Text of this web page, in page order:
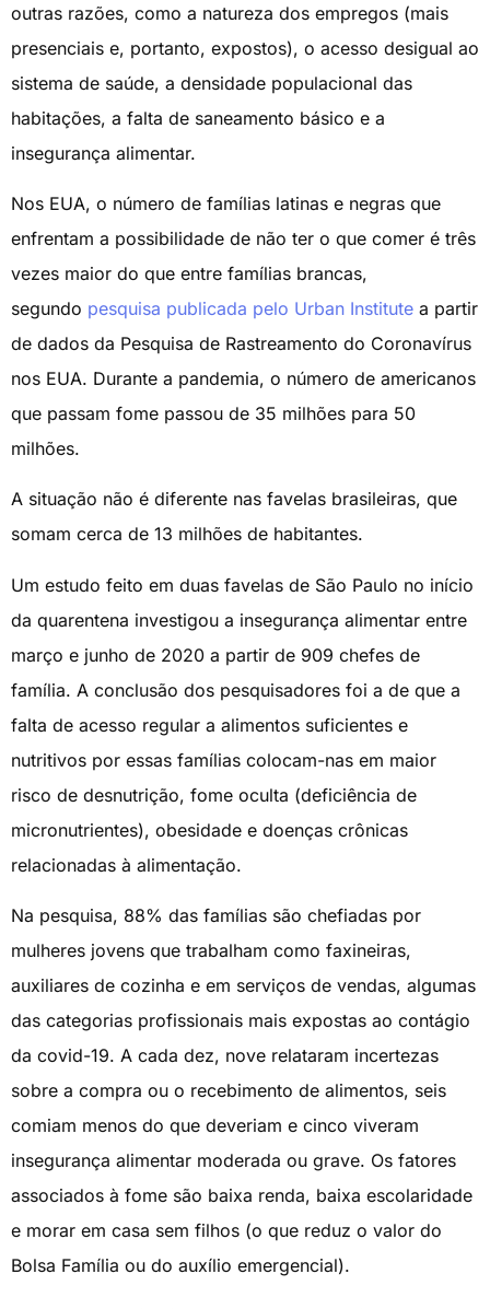
outras razões, como a natureza dos empregos (mais
presenciais e, portanto, expostos), o acesso desigual ao
sistema de saúde, a densidade populacional das
habitações, a falta de saneamento básico e a
insegurança alimentar.
Nos EUA, o número de famílias latinas e negras que
enfrentam a possibilidade de não ter o que comer é três
vezes maior do que entre famílias brancas,
segundo pesquisa publicada pelo Urban Institute a partir
de dados da Pesquisa de Rastreamento do Coronavírus
nos EUA. Durante a pandemia, o número de americanos
que passam fome passou de 35 milhões para 50
milhões.
A situação não é diferente nas favelas brasileiras, que
somam cerca de 13 milhões de habitantes.
Um estudo feito em duas favelas de São Paulo no início
da quarentena investigou a insegurança alimentar entre
março e junho de 2020 a partir de 909 chefes de
família. A conclusão dos pesquisadores foi a de que a
falta de acesso regular a alimentos suficientes e
nutritivos por essas famílias colocam-nas em maior
risco de desnutrição, fome oculta (deficiência de
micronutrientes), obesidade e doenças crônicas
relacionadas à alimentação.
Na pesquisa, 88% das famílias são chefiadas por
mulheres jovens que trabalham como faxineiras,
auxiliares de cozinha e em serviços de vendas, algumas
das categorias profissionais mais expostas ao contágio
da covid-19. A cada dez, nove relataram incertezas
sobre a compra ou o recebimento de alimentos, seis
comiam menos do que deveriam e cinco viveram
insegurança alimentar moderada ou grave. Os fatores
associados à fome são baixa renda, baixa escolaridade
e morar em casa sem filhos (o que reduz o valor do
Bolsa Família ou do auxílio emergencial).